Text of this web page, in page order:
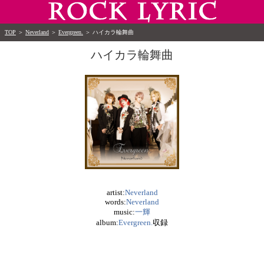
TOP ＞ Neverland ＞ Evergreen. ＞ ハイカラ輪舞曲
ハイカラ輪舞曲
artist:Neverland
words:Neverland
music:一輝
album:Evergreen.収録